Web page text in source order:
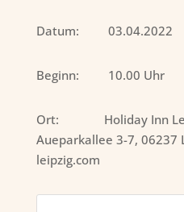
Datum: 03.04.2022
Beginn: 10.00 Uhr
Ort: Holiday Inn
Aueparkallee 3-7, 06237
leipzig.com